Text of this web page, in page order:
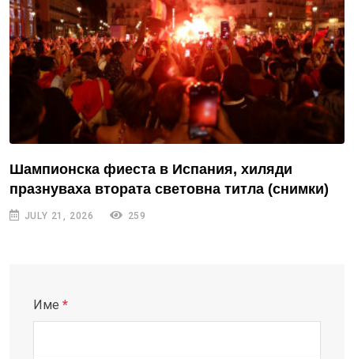
Шампионска фиеста в Испания, хиляди
празнуваха втората световна титла (снимки)
JULY 21, 2026 259
Име *